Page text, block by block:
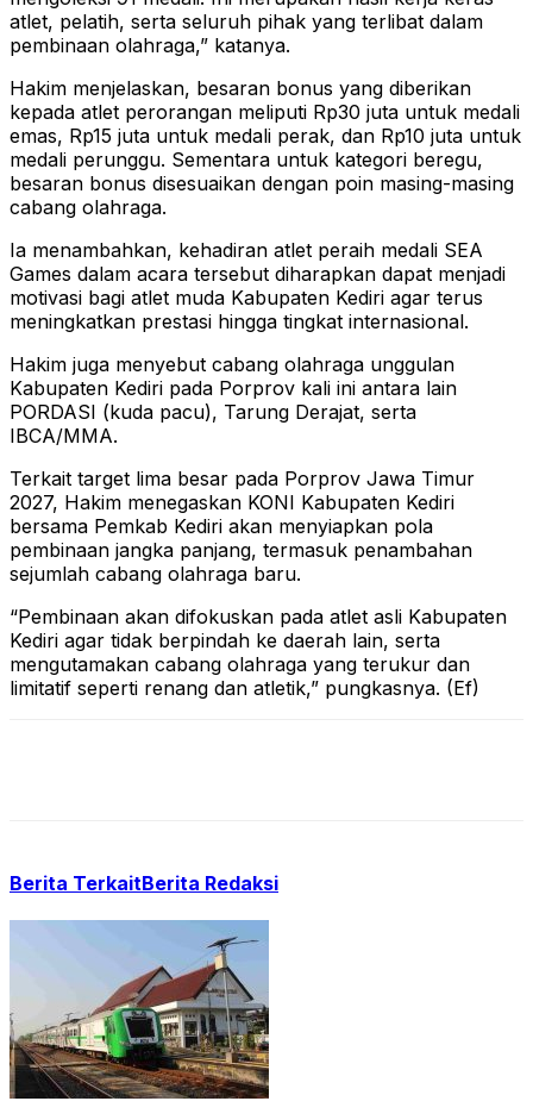
atlet, pelatih, serta seluruh pihak yang terlibat dalam
pembinaan olahraga,” katanya.
Hakim menjelaskan, besaran bonus yang diberikan
kepada atlet perorangan meliputi Rp30 juta untuk medali
emas, Rp15 juta untuk medali perak, dan Rp10 juta untuk
medali perunggu. Sementara untuk kategori beregu,
besaran bonus disesuaikan dengan poin masing-masing
cabang olahraga.
Ia menambahkan, kehadiran atlet peraih medali SEA
Games dalam acara tersebut diharapkan dapat menjadi
motivasi bagi atlet muda Kabupaten Kediri agar terus
meningkatkan prestasi hingga tingkat internasional.
Hakim juga menyebut cabang olahraga unggulan
Kabupaten Kediri pada Porprov kali ini antara lain
PORDASI (kuda pacu), Tarung Derajat, serta
IBCA/MMA.
Terkait target lima besar pada Porprov Jawa Timur
2027, Hakim menegaskan KONI Kabupaten Kediri
bersama Pemkab Kediri akan menyiapkan pola
pembinaan jangka panjang, termasuk penambahan
sejumlah cabang olahraga baru.
“Pembinaan akan difokuskan pada atlet asli Kabupaten
Kediri agar tidak berpindah ke daerah lain, serta
mengutamakan cabang olahraga yang terukur dan
limitatif seperti renang dan atletik,” pungkasnya. (Ef)
Berita TerkaitBerita Redaksi